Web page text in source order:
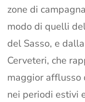
zone di
modo di quelli
del Sasso, e
Cerveteri, che
maggior
nei periodi estivi